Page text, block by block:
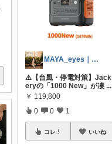
MAYA_eyes｜高身長XLゆる暮らし
⚠️【台風・停電対策】Jack
eryの「1000 New」が凄 ...
￥ 119,800
0 0 1
コレ いいね